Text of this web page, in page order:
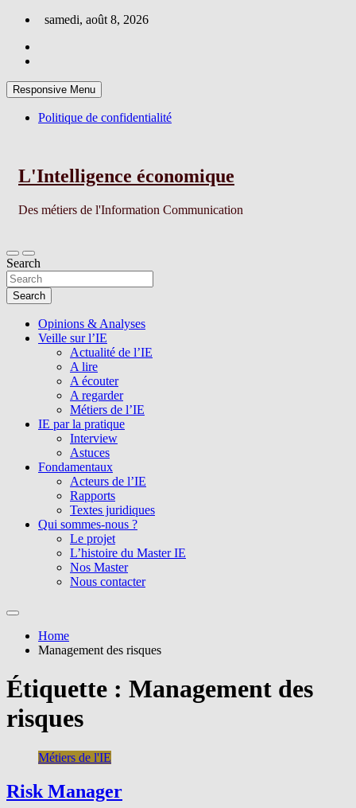
Skip
content
samedi, août 8, 2026
Responsive Menu
Politique de confidentialité
L'Intelligence économique
Des métiers de l'Information Communication
Search
Search
Opinions & Analyses
Veille sur l’IE
Actualité de l’IE
A lire
A écouter
A regarder
Métiers de l’IE
IE par la pratique
Interview
Astuces
Fondamentaux
Acteurs de l’IE
Rapports
Textes juridiques
Qui sommes-nous ?
Le projet
L’histoire du Master IE
Nos Master
Nous contacter
Home
Management des risques
Étiquette : Management des
risques
Métiers de l'IE
Risk Manager